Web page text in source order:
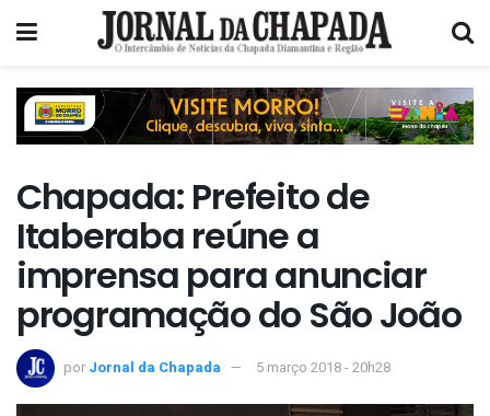
Chapada: Prefeito de
Itaberaba reúne a
imprensa para anunciar
programação do São João
por Jornal da Chapada 5 março 2018 - 20h28